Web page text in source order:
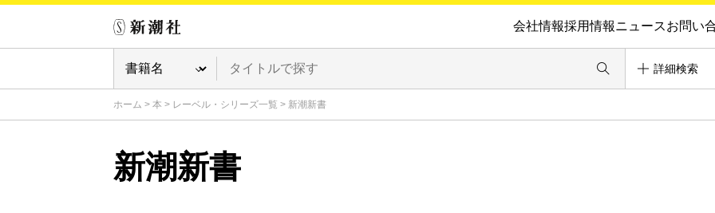
会社情報採用情報ニュースお問い
詳細検索
ホーム > 本 > レーベル・シリーズ一覧 > 新潮新書
新潮新書